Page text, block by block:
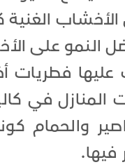
الغنية
النمو على
عليها
المنازل في
والحمام